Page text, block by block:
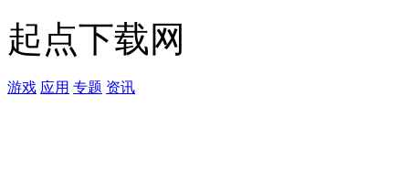
起点下载网
游戏 应用 专题 资讯